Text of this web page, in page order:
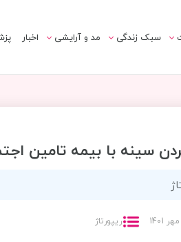
سبک زندگی مد و آرایشی اخبار
سينه با بيمه تامين
ریپورتاژ